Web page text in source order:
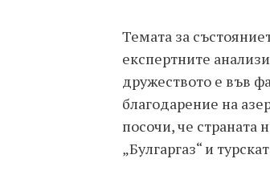
Темата за
експертните
дружеството е във
благодарение на
посочи, че
„Булгаргаз“ и